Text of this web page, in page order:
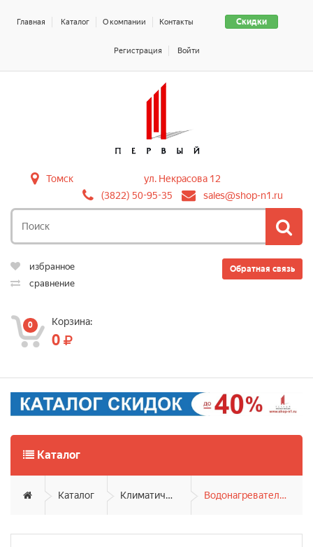
Скидки
Главная Каталог О компании Контакты
Регистрация Войти
Томск
ул. Некрасова 12
(3822) 50-95-35
sales@shop-n1.ru
Обратная связь
избранное
сравнение
0 Корзина:
0
Каталог
Каталог Климатическая техника Водонагреватели накопительные